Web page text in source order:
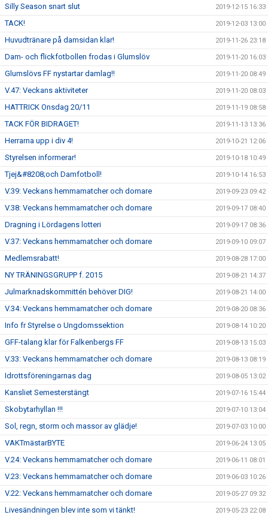
Silly Season snart slut 2019-12-15 16:33
TACK! 2019-12-03 13:00
Huvudtränare på damsidan klar! 2019-11-26 23:18
Dam- och flickfotbollen frodas i Glumslöv 2019-11-20 16:03
Glumslövs FF nystartar damlag!! 2019-11-20 08:49
V.47: Veckans aktiviteter 2019-11-20 08:03
HATTRICK Onsdag 20/11 2019-11-19 08:58
TACK FÖR BIDRAGET! 2019-11-13 13:36
Herrarna upp i div 4! 2019-10-21 12:06
Styrelsen informerar! 2019-10-18 10:49
Tjej&#8208;och Damfotboll! 2019-10-14 16:53
V.39: Veckans hemmamatcher och domare 2019-09-23 09:42
V.38: Veckans hemmamatcher och domare 2019-09-17 08:40
Dragning i Lördagens lotteri 2019-09-17 08:36
V.37: Veckans hemmamatcher och domare 2019-09-10 09:07
Medlemsrabatt! 2019-08-28 17:00
NY TRÄNINGSGRUPP f. 2015 2019-08-21 14:37
Julmarknadskommittén behöver DIG! 2019-08-21 14:00
V.34: Veckans hemmamatcher och domare 2019-08-20 08:36
Info fr Styrelse o Ungdomssektion 2019-08-14 10:20
GFF-talang klar för Falkenbergs FF 2019-08-13 15:03
V.33: Veckans hemmamatcher och domare 2019-08-13 08:19
Idrottsföreningarnas dag 2019-08-05 13:02
Kansliet Semesterstängt 2019-07-16 15:44
Skobytarhyllan !!! 2019-07-10 13:04
Sol, regn, storm och massor av glädje! 2019-07-03 10:00
VAKTmästarBYTE 2019-06-24 13:05
V.24: Veckans hemmamatcher och domare 2019-06-11 08:01
V.23: Veckans hemmamatcher och domare 2019-06-03 10:26
V.22: Veckans hemmamatcher och domare 2019-05-27 09:32
Livesändningen blev inte som vi tänkt! 2019-05-23 22:08